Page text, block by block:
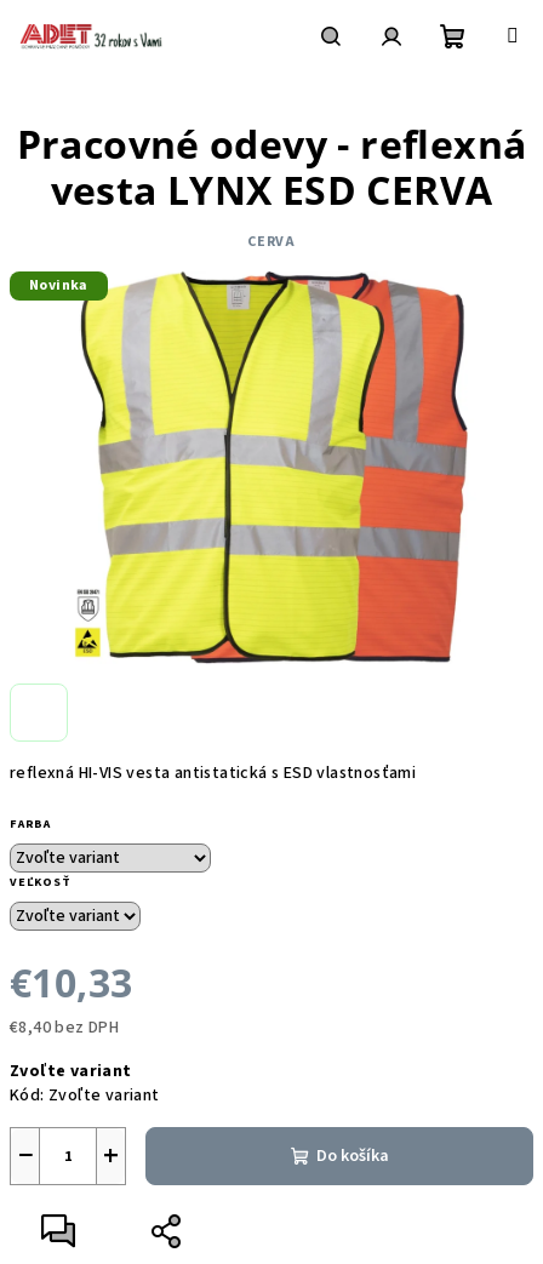
košík
reflexná HI-VIS vesta antistatická s ESD vlastnosťami
FARBA
VEĽKOSŤ
€10,33
€8,40 bez DPH
cena:
Zvoľte variant
Kód: Zvoľte variant
+
− Do košíka
Pracovné odevy - reflexná
vesta LYNX ESD CERVA
CERVA
Novinka